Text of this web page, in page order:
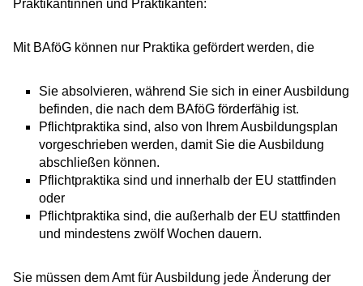
Praktikantinnen und Praktikanten:
Mit BAföG können nur Praktika gefördert werden, die
Sie absolvieren, während Sie sich in einer Ausbildung
befinden, die nach dem BAföG förderfähig ist.
Pflichtpraktika sind, also von Ihrem Ausbildungsplan
vorgeschrieben werden, damit Sie die Ausbildung
abschließen können.
Pflichtpraktika sind und innerhalb der EU stattfinden
oder
Pflichtpraktika sind, die außerhalb der EU stattfinden
und mindestens zwölf Wochen dauern.
Sie müssen dem Amt für Ausbildung jede Änderung der